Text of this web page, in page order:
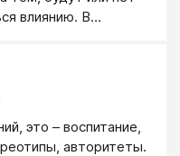
влиянию. В
наше
добиться
отмечали во
это – воспитание,
авторитеты.